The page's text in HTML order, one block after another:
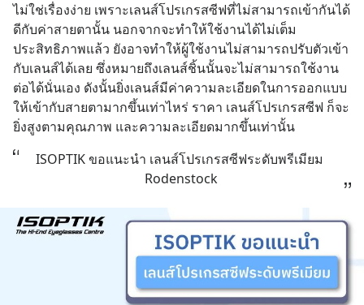
ไม่ใช่เรื่องง่าย เพราะเลนส์โปรเกรสซีฟที่ไม่สามารถเข้ากันได้
ดีกับค่าสายตานั้น นอกจากจะทำให้ใช้งานได้ไม่เต็ม
ประสิทธิภาพแล้ว ยังอาจทำให้ผู้ใช้งานไม่สามารถปรับตัวเข้า
กับเลนส์ได้เลย ซึ่งหมายถึงเลนส์ชิ้นนั้นจะไม่สามารถใช้งาน
ต่อได้นั่นเอง ดังนั้นยิ่งเลนส์มีค่าความละเอียดในการออกแบบ
ให้เข้ากับสายตามากขึ้นเท่าไหร่ ราคา เลนส์โปรเกรสซีฟ ก็จะ
ยิ่งสูงตามคุณภาพ และความละเอียดมากขึ้นเท่านั้น
ISOPTIK ขอแนะนำ เลนส์โปรเกรสซีฟระดับพรีเมียม
Rodenstock